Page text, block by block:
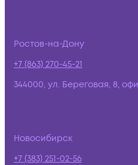
Ростов-на-Дону
+7 (863) 270-45-21
344000, ул. Береговая, 8,
Новосибирск
+7 (383) 251-02-56